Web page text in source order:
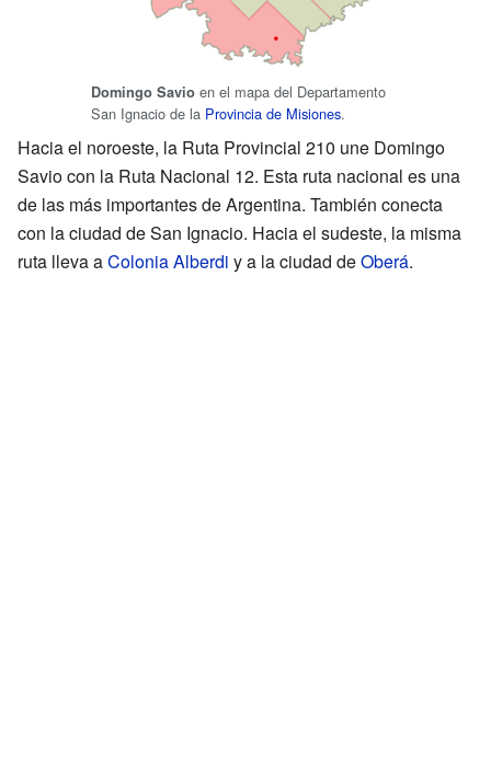
Domingo Savio en el mapa del Departamento
San Ignacio de la Provincia de Misiones.
Hacia el noroeste, la Ruta Provincial 210 une Domingo
Savio con la Ruta Nacional 12. Esta ruta nacional es una
de las más importantes de Argentina. También conecta
con la ciudad de San Ignacio. Hacia el sudeste, la misma
ruta lleva aColonia Alberdi y a la ciudad deOberá.